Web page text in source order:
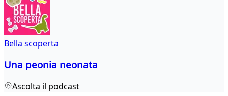
Bella scoperta
Una peonia neonata
Ascolta il podcast